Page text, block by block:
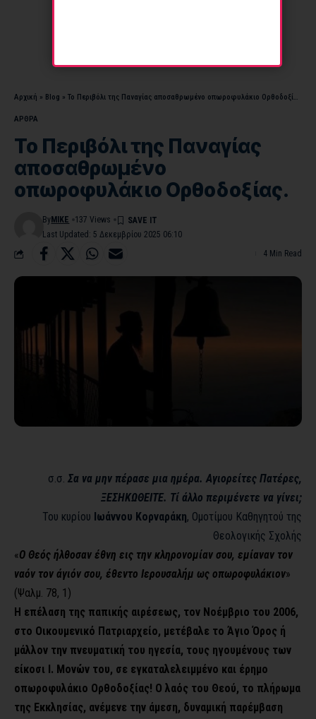
Αρχική » Blog » Το Περιβόλι της Παναγίας αποσαθρωμένο οπωροφυλάκιο Ορθοδοξίας.
ΑΡΘΡΑ
Το Περιβόλι της Παναγίας
αποσαθρωμένο
οπωροφυλάκιο Ορθοδοξίας.
Last Updated: 5 Δεκεμβρίου 2025 06:10
By MIKE 137 Views
4 Min Read
σ.σ. Σα να μην πέρασε μια ημέρα. Αγιορείτες Πατέρες,
ΞΕΣΗΚΩΘΕΙΤΕ. Τί άλλο περιμένετε να γίνει;
Του κυρίου Ιωάννου Κορναράκη, Ομοτίμου Καθηγητού της
Θεολογικής Σχολής
«Ο Θεός ήλθοσαν έθνη εις την κληρονομίαν σου, εμίαναν τον
ναόν τον άγιόν σου, έθεντο Ιερουσαλήμ ως οπωροφυλάκιον»
(Ψαλμ. 78, 1)
Η επέλαση της παπικής αιρέσεως, τον Νοέμβριο του 2006,
στο Οικουμενικό Πατριαρχείο, μετέβαλε το Άγιο Όρος ή
μάλλον την πνευματική του ηγεσία, τους ηγουμένους των
είκοσι Ι. Μονών του, σε εγκαταλελειμμένο και έρημο
οπωροφυλάκιο Ορθοδοξίας! Ο λαός του Θεού, το πλήρωμα
της Εκκλησίας, ανέμενε την άμεση, δυναμική παρέμβαση